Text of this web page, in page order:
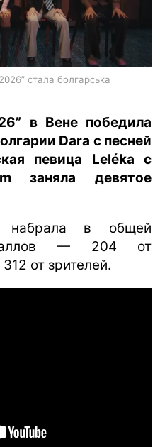
стала болгарська
в Вене победила
Dara с песней
певица Leléka с
заняла девятое
набрала в общей
— 204 от
от зрителей.